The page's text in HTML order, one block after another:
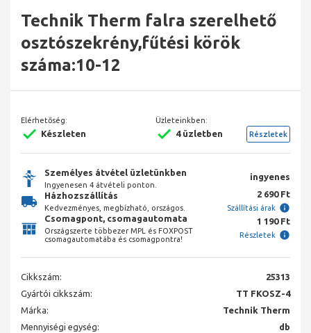
Technik Therm falra szerelhető
osztószekrény,fűtési körök
száma:10-12
Elérhetőség:
Készleten
Üzleteinkben:
4 üzletben Részletek
Személyes átvétel üzletünkben
Ingyenesen 4 átvételi ponton.
ingyenes
Házhozszállítás
Kedvezményes, megbízható, országos.
2 690 Ft
Szállítási árak
Csomagpont, csomagautomata
Országszerte többezer MPL és FOXPOST
csomagautomatába és csomagpontra!
1 190 Ft
Részletek
Cikkszám:
25313
Gyártói cikkszám:
TT FKOSZ-4
Márka:
Technik Therm
Mennyiségi egység:
db